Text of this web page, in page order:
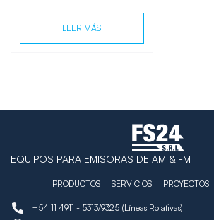
LEER MÁS
EQUIPOS PARA EMISORAS DE AM & FM
PRODUCTOS SERVICIOS PROYECTOS
+54 11 4911 - 5313/9325 (Líneas Rotativas)